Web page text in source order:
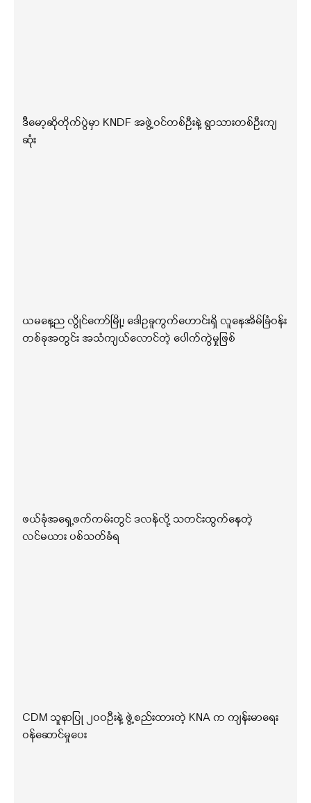
ဒီမော့ဆိုတိုက်ပွဲမှာ KNDF အဖွဲ့ဝင်တစ်ဦးနဲ့ ရွာသားတစ်ဦးကျ
ဆုံး
ယမနေ့ည လွိုင်ကော်မြို့၊ ဒေါဥခူကွက်ဟောင်းရှိ လူနေအိမ်ခြံဝန်း
တစ်ခုအတွင်း အသံကျယ်လောင်တဲ့ ပေါက်ကွဲမှုဖြစ်
ဖယ်ခုံအရှေ့ဖက်ကမ်းတွင် ဒလန်လို့ သတင်းထွက်နေတဲ့
လင်မယား ပစ်သတ်ခံရ
CDM သူနာပြု ၂၀၀ဦးနဲ့ ဖွဲ့စည်းထားတဲ့ KNA က ကျန်းမာရေး
ဝန်ဆောင်မှုပေး